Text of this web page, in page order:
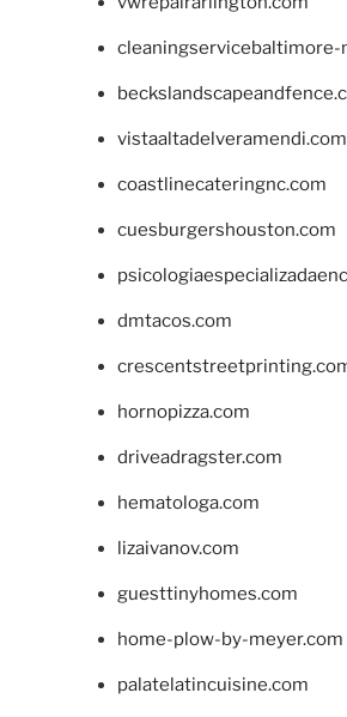
cleaningservicebaltimore-
vistaaltadelveramendi.com
coastlinecateringnc.com
cuesburgershouston.com
dmtacos.com
hornopizza.com
driveadragster.com
hematologa.com
lizaivanov.com
guesttinyhomes.com
home-plow-by-meyer.com
palatelatincuisine.com